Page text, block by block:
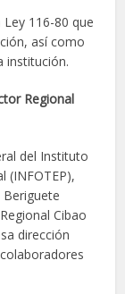
116-80 que
así como
institución.
Regional
del Instituto
(INFOTEP),
Cibao
dirección